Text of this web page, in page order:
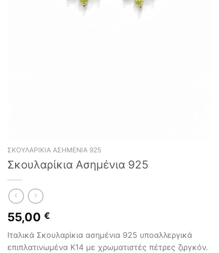
ΣΚΟΥΛΑΡΊΚΙΑ ΑΣΗΜΈΝΙΑ 925
Σκουλαρίκια Ασημένια 925
55,00 €
Ιταλικά Σκουλαρίκια ασημένια 925 υποαλλεργικά
επιπλατινωμένα Κ14 με χρωματιστές πέτρες ζιργκόν.